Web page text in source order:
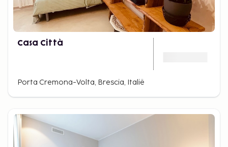
Casa Città
Porta Cremona-Volta, Brescia, Italië